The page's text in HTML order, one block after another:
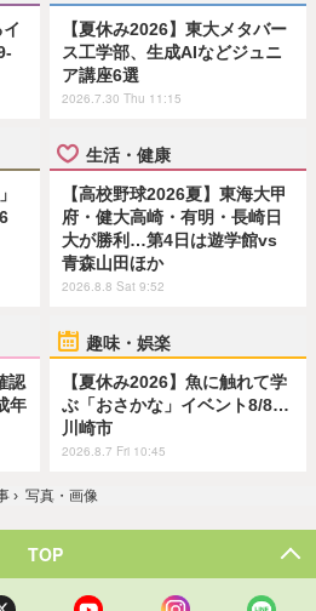
【夏休み2026】東大メタバー
ス工学部、生成AIなどジュニ
ア講座6選
2026.7.30 Thu 11:15
生活・健康
【高校野球2026夏】東海大甲
府・健大高崎・有明・長崎日
大が勝利…第4日は遊学館vs
青森山田ほか
2026.8.8 Sat 9:52
認
年
趣味・娯楽
【夏休み2026】魚に触れて学
ぶ「おさかな」イベント8/8…
川崎市
2026.8.7 Fri 10:45
› 写真・画像
TOP